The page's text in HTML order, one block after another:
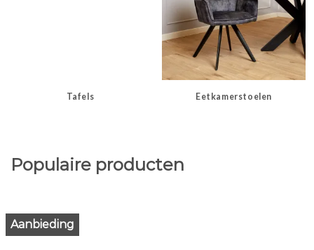
Tafels Eetkamerstoelen
Populaire producten
Aanbieding